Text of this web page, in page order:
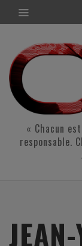
« Chacun
responsable.